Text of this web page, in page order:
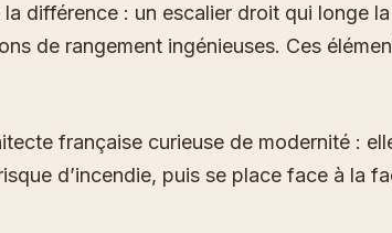
différence : un escalier droit qui longe
de rangement ingénieuses. Ces
française curieuse de modernité :
d’incendie, puis se place face à la